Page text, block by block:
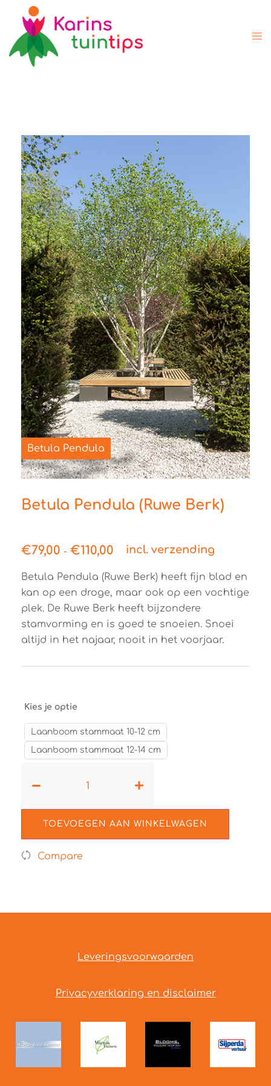
Betula Pendula (Ruwe Berk)
€79,00 - €110,00 incl. verzending
Betula Pendula (Ruwe Berk) heeft fijn blad en
kan op een droge, maar ook op een vochtige
plek. De Ruwe Berk heeft bijzondere
stamvorming en is goed te snoeien. Snoei
altijd in het najaar, nooit in het voorjaar.
Kies je optie
Laanboom stammaat 10-12 cm
Laanboom stammaat 12-14 cm
TOEVOEGEN AAN WINKELWAGEN
Compare
Leveringsvoorwaarden
Privacyverklaring en disclaimer